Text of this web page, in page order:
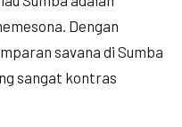
Dengan
savana di Sumba
sangat kontras